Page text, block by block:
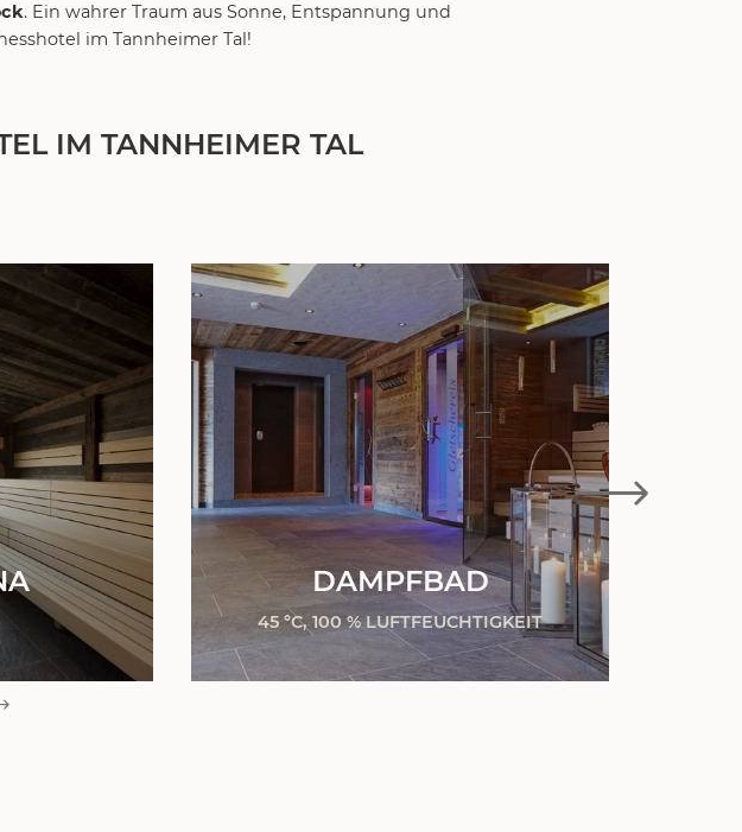
. Ein wahrer Traum aus Sonne, Entspannung und
im Tannheimer Tal!
IM TANNHEIMER TAL
DAMPFBAD
45 °C, 100 % LUFTFEUCHTIGKEIT